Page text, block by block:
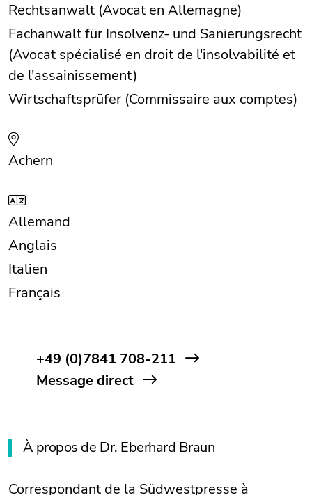
Rechtsanwalt (Avocat en Allemagne)
Fachanwalt für Insolvenz- und Sanierungsrecht
(Avocat spécialisé en droit de l'insolvabilité et
de l'assainissement)
Wirtschaftsprüfer (Commissaire aux comptes)
Achern
Allemand
Anglais
Italien
Français
+49 (0)7841 708-211
Message direct
À propos de Dr. Eberhard Braun
Correspondant de la Südwestpresse à